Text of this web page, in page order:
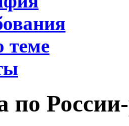
теме
по